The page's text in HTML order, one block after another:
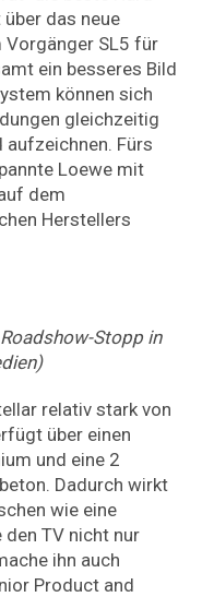
das neue
Vorgänger SL5 für
ein besseres Bild
können sich
gleichzeitig
aufzeichnen. Fürs
Loewe mit
dem
Herstellers
Stopp in
relativ stark von
über einen
und eine 2
Dadurch wirkt
wie eine
TV nicht nur
ihn auch
Product and